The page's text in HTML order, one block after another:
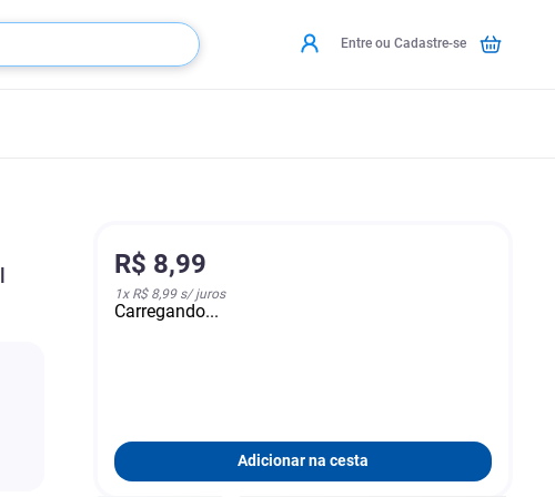
Entre ou Cadastre-se
R$ 8,99
1x R$ 8,99s/ juros
Carregando...
Adicionar na cesta